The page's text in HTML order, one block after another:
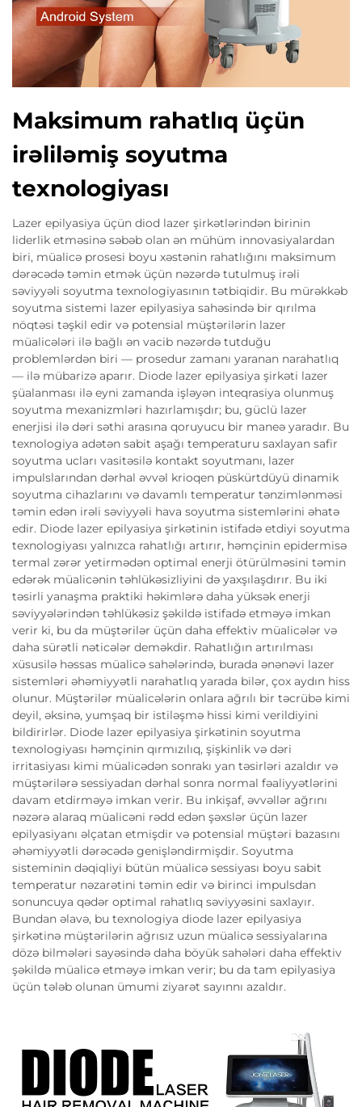
Maksimum rahatlıq üçün
irəliləmiş soyutma
texnologiyası
Lazer epilyasiya üçün diod lazer şirkətlərindən birinin
liderlik etməsinə səbəb olan ən mühüm innovasiyalardan
biri, müalicə prosesi boyu xəstənin rahatlığını maksimum
dərəcədə təmin etmək üçün nəzərdə tutulmuş irəli
səviyyəli soyutma texnologiyasının tətbiqidir. Bu mürəkkəb
soyutma sistemi lazer epilyasiya sahəsində bir qırılma
nöqtəsi təşkil edir və potensial müştərilərin lazer
müalicələri ilə bağlı ən vacib nəzərdə tutduğu
problemlərdən biri — prosedur zamanı yaranan narahatlıq
— ilə mübarizə aparır. Diode lazer epilyasiya şirkəti lazer
şüalanması ilə eyni zamanda işləyən inteqrasiya olunmuş
soyutma mexanizmləri hazırlamışdır; bu, güclü lazer
enerjisi ilə dəri səthi arasına qoruyucu bir maneə yaradır. Bu
texnologiya adətən sabit aşağı temperaturu saxlayan safir
soyutma ucları vasitəsilə kontakt soyutmanı, lazer
impulslarından dərhal əvvəl krioqen püskürtdüyü dinamik
soyutma cihazlarını və davamlı temperatur tənzimlənməsi
təmin edən irəli səviyyəli hava soyutma sistemlərini əhatə
edir. Diode lazer epilyasiya şirkətinin istifadə etdiyi soyutma
texnologiyası yalnızca rahatlığı artırır, həmçinin epidermisə
termal zərər yetirmədən optimal enerji ötürülməsini təmin
edərək müalicənin təhlükəsizliyini də yaxşılaşdırır. Bu iki
təsirli yanaşma praktiki həkimlərə daha yüksək enerji
səviyyələrindən təhlükəsiz şəkildə istifadə etməyə imkan
verir ki, bu da müştərilər üçün daha effektiv müalicələr və
daha sürətli nəticələr deməkdir. Rahatlığın artırılması
xüsusilə həssas müalicə sahələrində, burada ənənəvi lazer
sistemləri əhəmiyyətli narahatlıq yarada bilər, çox aydın hiss
olunur. Müştərilər müalicələrin onlara ağrılı bir təcrübə kimi
deyil, əksinə, yumşaq bir istiləşmə hissi kimi verildiyini
bildirirlər. Diode lazer epilyasiya şirkətinin soyutma
texnologiyası həmçinin qırmızılıq, şişkinlik və dəri
irritasiyası kimi müalicədən sonrakı yan təsirləri azaldır və
müştərilərə sessiyadan dərhal sonra normal fəaliyyətlərini
davam etdirməyə imkan verir. Bu inkişaf, əvvəllər ağrını
nəzərə alaraq müalicəni rədd edən şəxslər üçün lazer
epilyasiyanı əlçatan etmişdir və potensial müştəri bazasını
əhəmiyyətli dərəcədə genişləndirmişdir. Soyutma
sisteminin dəqiqliyi bütün müalicə sessiyası boyu sabit
temperatur nəzarətini təmin edir və birinci impulsdan
sonuncuya qədər optimal rahatlıq səviyyəsini saxlayır.
Bundan əlavə, bu texnologiya diode lazer epilyasiya
şirkətinə müştərilərin ağrısız uzun müalicə sessiyalarına
dözə bilmələri sayəsində daha böyük sahələri daha effektiv
şəkildə müalicə etməyə imkan verir; bu da tam epilyasiya
üçün tələb olunan ümumi ziyarət sayınnı azaldır.